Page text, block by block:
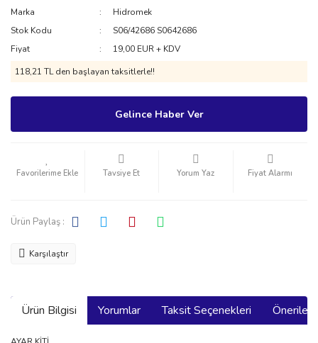
Marka
Hidromek
Stok Kodu
S06/42686 S0642686
Fiyat
19,00 EUR + KDV
118,21 TL den başlayan taksitlerle!!
Gelince Haber Ver
Tavsiye Et Yorum Yaz Fiyat Alarmı
Ürün Paylaş :
Karşılaştır
Ürün Bilgisi Yorumlar Taksit Seçenekleri